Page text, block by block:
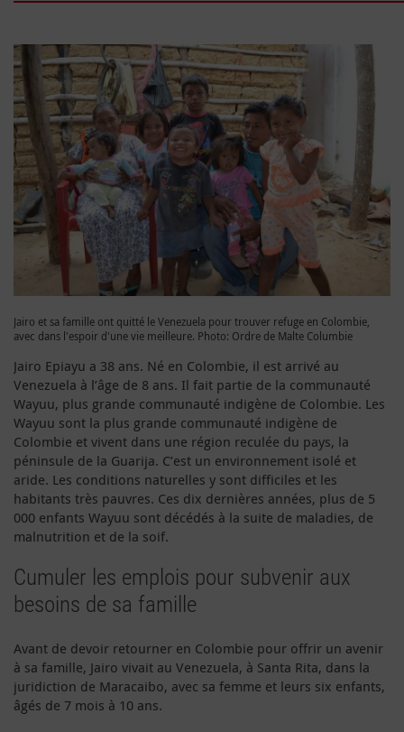
Jairo et sa famille ont quitté le Venezuela pour trouver refuge en Colombie,
avec dans l'espoir d'une vie meilleure. Photo: Ordre de Malte Columbie
Jairo Epiayu a 38 ans. Né en Colombie, il est arrivé au
Venezuela à l’âge de 8 ans. Il fait partie de la communauté
Wayuu, plus grande communauté indigène de Colombie. Les
Wayuu sont la plus grande communauté indigène de
Colombie et vivent dans une région reculée du pays, la
péninsule de la Guarija. C’est un environnement isolé et
aride. Les conditions naturelles y sont difficiles et les
habitants très pauvres. Ces dix dernières années, plus de 5
000 enfants Wayuu sont décédés à la suite de maladies, de
malnutrition et de la soif.
Cumuler les emplois pour subvenir aux
besoins de sa famille
Avant de devoir retourner en Colombie pour offrir un avenir
à sa famille, Jairo vivait au Venezuela, à Santa Rita, dans la
juridiction de Maracaibo, avec sa femme et leurs six enfants,
âgés de 7 mois à 10 ans.